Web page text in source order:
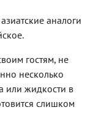
общей
на
которые
кусочки
хлеба,
аналоги
гостям, не
несколько
или жидкости в
слишком